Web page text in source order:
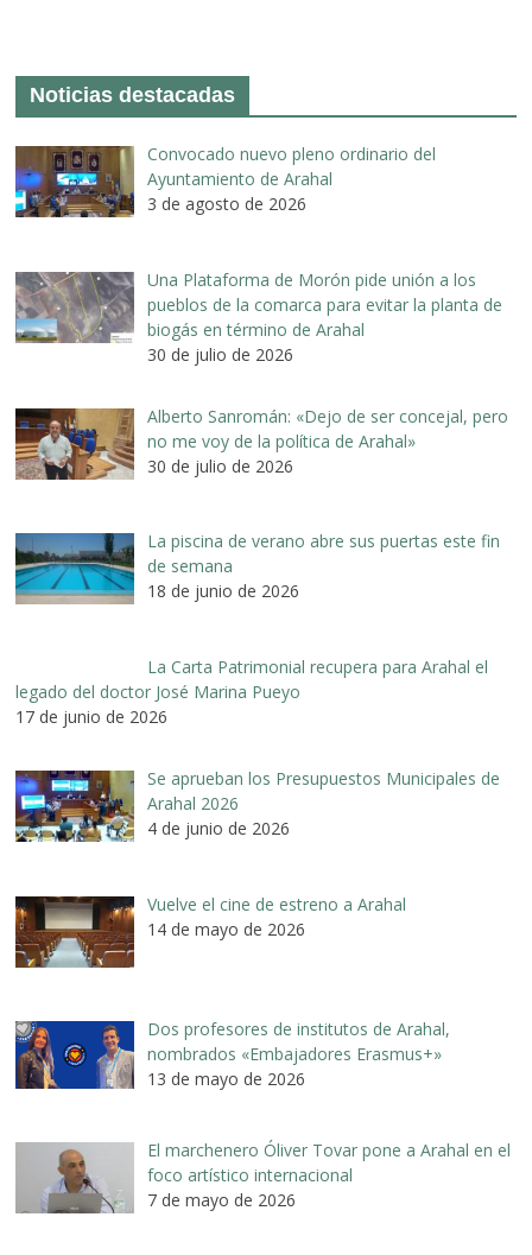
Noticias destacadas
Convocado nuevo pleno ordinario del
Ayuntamiento de Arahal
3 de agosto de 2026
Una Plataforma de Morón pide unión a los
pueblos de la comarca para evitar la planta de
biogás en término de Arahal
30 de julio de 2026
Alberto Sanromán: «Dejo de ser concejal, pero
no me voy de la política de Arahal»
30 de julio de 2026
La piscina de verano abre sus puertas este fin
de semana
18 de junio de 2026
La Carta Patrimonial recupera para Arahal el
legado del doctor José Marina Pueyo
17 de junio de 2026
Se aprueban los Presupuestos Municipales de
Arahal 2026
4 de junio de 2026
Vuelve el cine de estreno a Arahal
14 de mayo de 2026
Dos profesores de institutos de Arahal,
nombrados «Embajadores Erasmus+»
13 de mayo de 2026
El marchenero Óliver Tovar pone a Arahal en el
foco artístico internacional
7 de mayo de 2026